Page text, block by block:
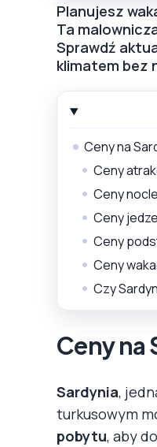
Planujesz
Ta
Sprawdź
klimatem bez
Ceny na
Ceny
Ceny
Ceny
Ceny
Ceny
Czy
Ceny na
Sardynia,
turkusowym
pobytu, aby